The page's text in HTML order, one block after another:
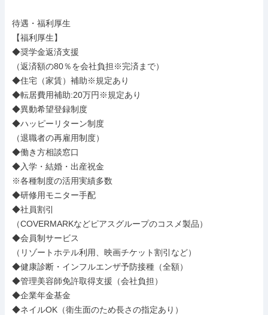
待遇・福利厚生
【福利厚生】
◆奨学金返済支援
（返済額の80％を会社負担※完済まで）
◆住宅（家賃）補助※規定あり
◆転居費用補助:20万円※規定あり
◆異動希望登録制度
◆ハッピーリターン制度
（退職者の再雇用制度）
◆働き方相談窓口
◆入学・結婚・出産祝金
※各種制度の活用実績多数
◆研修用モニター手配
◆社員割引
（COVERMARKなどピアスグループのコスメ製品）
◆会員制サービス
（リゾートホテル利用、映画チケット割引など）
◆健康診断・インフルエンザ予防接種（全額）
◆管理美容師免許取得支援（会社負担）
◆企業年金基金
◆ネイルOK（衛生面のため長さの指定あり）